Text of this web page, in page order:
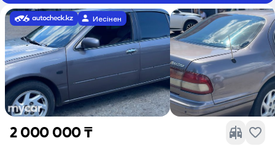
Иесінен
2 000 000 ₸